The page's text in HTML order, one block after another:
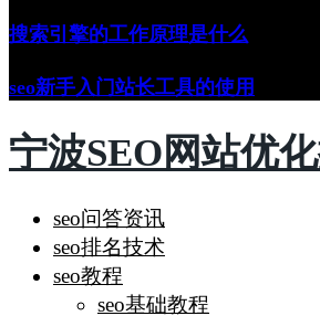
搜索引擎的工作原理是什么
seo新手入门站长工具的使用
宁波SEO网站优
seo问答资讯
seo排名技术
seo教程
seo基础教程